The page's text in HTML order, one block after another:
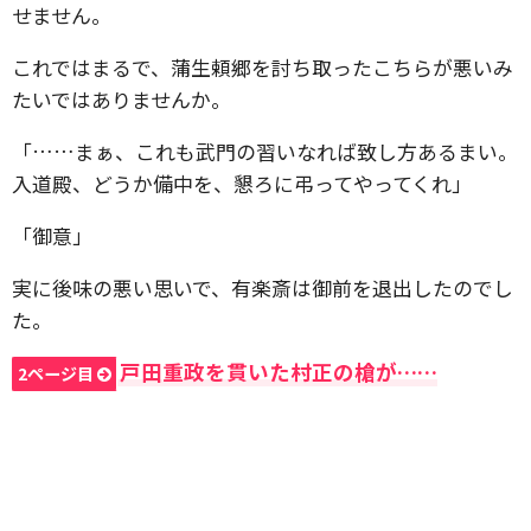
せません。
これではまるで、蒲生頼郷を討ち取ったこちらが悪いみ
たいではありませんか。
「……まぁ、これも武門の習いなれば致し方あるまい。
入道殿、どうか備中を、懇ろに弔ってやってくれ」
「御意」
実に後味の悪い思いで、有楽斎は御前を退出したのでし
た。
2ページ目 戸田重政を貫いた村正の槍が……